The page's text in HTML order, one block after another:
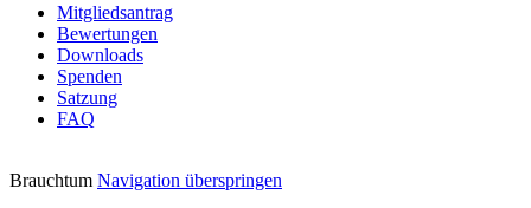
Mitgliedsantrag
Bewertungen
Downloads
Spenden
Satzung
FAQ
Brauchtum Navigation überspringen